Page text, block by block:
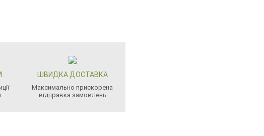
ШВИДКА ДОСТАВКА
Максимально прискорена
відправка замовлень